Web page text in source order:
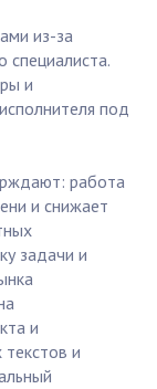
из-за
и
под
работа
и снижает
задачи и
и
и